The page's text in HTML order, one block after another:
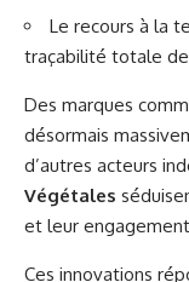
Le recours à la
traçabilité totale
Des marques
désormais
d’autres acteurs
Végétales
et leur
Ces innovations